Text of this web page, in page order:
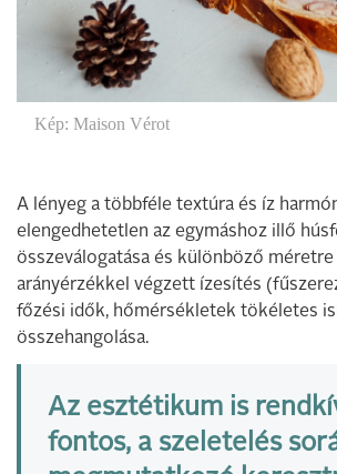
Kép: Maison Vérot
A lényeg a többféle textúra és íz
elengedhetetlen az egymáshoz illő
összeválogatása és különböző méretre
arányérzékkel végzett ízesítés
főzési idők, hőmérsékletek tökéletes
összehangolása.
Az esztétikum is
fontos, a szeletelés